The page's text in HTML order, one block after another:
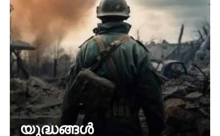
യുദ്ധങ്ങൾ